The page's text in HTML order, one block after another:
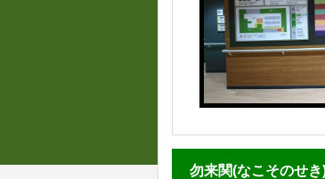
勿来関(なこそのせき